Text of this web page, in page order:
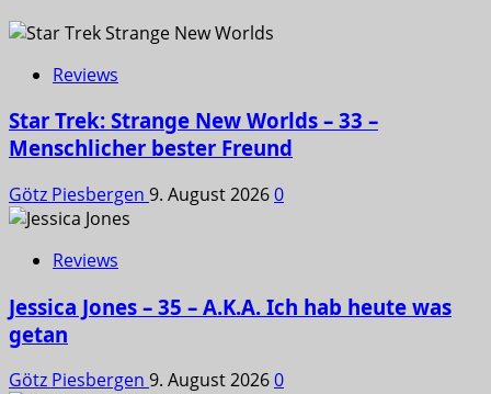
Reviews
Star Trek: Strange New Worlds – 33 –
Menschlicher bester Freund
Götz Piesbergen 9. August 20260
Reviews
Jessica Jones – 35 – A.K.A. Ich hab heute was
getan
Götz Piesbergen 9. August 20260